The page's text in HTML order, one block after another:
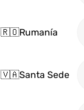
🇷🇴Rumanía
🇻🇦Santa Sede